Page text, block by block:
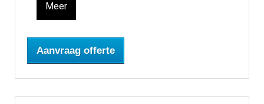
Meer
Aanvraag offerte